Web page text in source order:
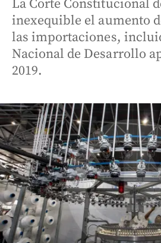
La Corte Constitucional
inexequible el aumento
las importaciones,
Nacional de Desarrollo
2019.